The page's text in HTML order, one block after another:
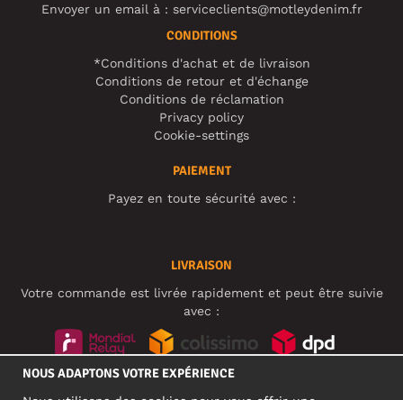
Envoyer un email à : serviceclients@motleydenim.fr
CONDITIONS
*Conditions d'achat et de livraison
Conditions de retour et d'échange
Conditions de réclamation
Privacy policy
Cookie-settings
PAIEMENT
Payez en toute sécurité avec :
LIVRAISON
Votre commande est livrée rapidement et peut être suivie
avec :
NOUS ADAPTONS VOTRE EXPÉRIENCE